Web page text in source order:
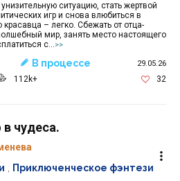
ситуацию, стать жертвой
игр и снова влюбиться в
красавца – легко. Сбежать от отца-
мир, занять место настоящего
с...>>
В процессе 29.05.26
112k+ 32
чудеса.
Приключенческое фэнтези